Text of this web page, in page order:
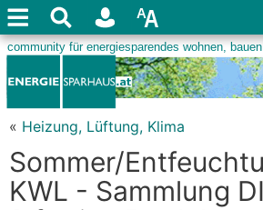
« Heizung, Lüftung, Klima
Sommer/
KWL - Sammlung